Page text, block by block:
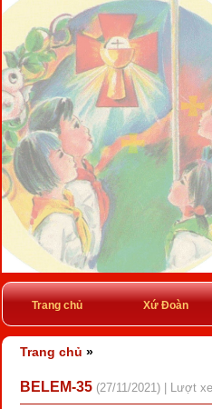
Trang chủ Xứ Đoàn
Trang chủ »
BELEM-35 (27/11/2021) | Lượt